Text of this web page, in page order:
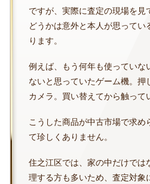
ですが、実際に査定の現場を見
どうかは意外と本人が思ってい
ります。
例えば、もう何年も使っていな
ないと思っていたゲーム機。押
カメラ。買い替えてから触って
こうした商品が中古市場で求め
て珍しくありません。
住之江区では、家の中だけでは
理する方も多いため、査定対象